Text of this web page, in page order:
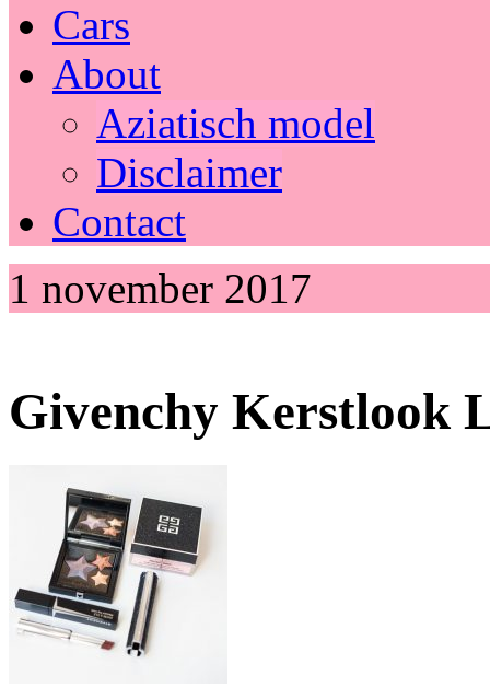
Cars
About
Aziatisch model
Disclaimer
Contact
1 november 2017
Givenchy Kerstlook